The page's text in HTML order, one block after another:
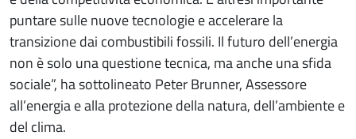
puntare sulle nuove tecnologie e accelerare la
transizione dai combustibili fossili. Il futuro dell’energia
non è solo una questione tecnica, ma anche una sfida
sociale”, ha sottolineato Peter Brunner, Assessore
all’energia e alla protezione della natura, dell’ambiente e
del clima.